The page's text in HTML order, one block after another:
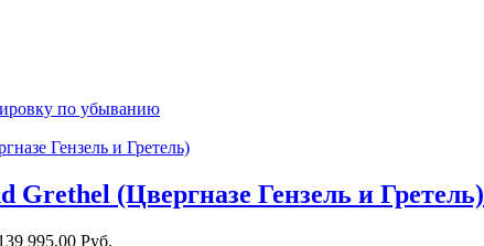
по убыванию
Grethel (Цвергназе Гензель и Гретель)
995,00 Руб.